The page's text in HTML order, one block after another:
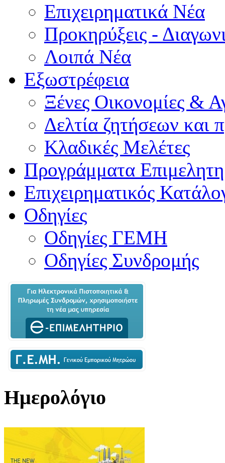
Επιχειρηματικά Νέα
Προκηρύξεις -
Λοιπά Νέα
Εξωστρέφεια
Ξένες Οικονομίες &
Δελτία ζητήσεων
Κλαδικές Μελέτες
Προγράμματα
Επιχειρηματικός
Οδηγίες
Οδηγίες ΓΕΜΗ
Οδηγίες Συνδρομής
Ημερολόγιο